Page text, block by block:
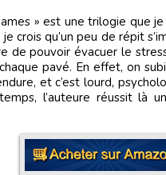
» est une trilogie que
crois qu’un peu de répit
de pouvoir évacuer le
pavé. En effet, on
et c’est lourd,
l’auteure réussit là